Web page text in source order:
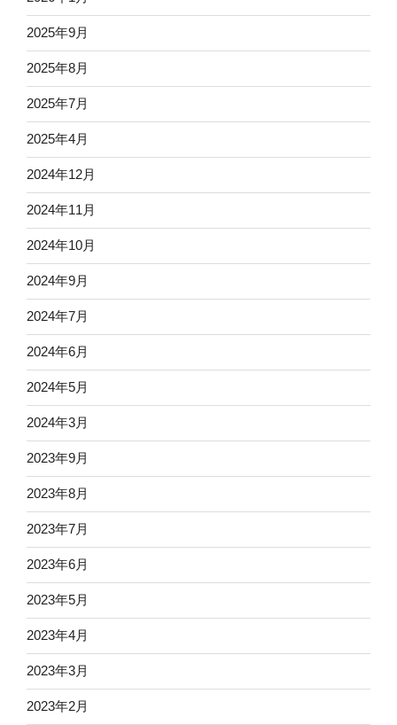
2025年9月
2025年8月
2025年7月
2025年4月
2024年12月
2024年11月
2024年10月
2024年9月
2024年7月
2024年6月
2024年5月
2024年3月
2023年9月
2023年8月
2023年7月
2023年6月
2023年5月
2023年4月
2023年3月
2023年2月